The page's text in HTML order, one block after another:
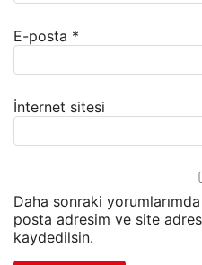
E-posta *
İnternet sitesi
Daha sonraki
posta adresim ve site
kaydedilsin.